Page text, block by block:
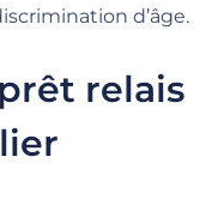
d’âge.
relais